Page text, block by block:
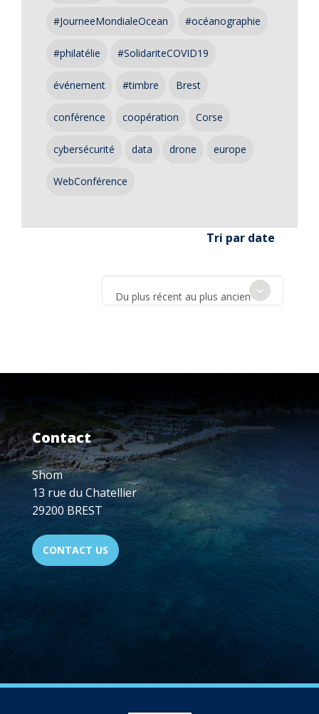
#JourneeMondialeOcean #océanographie
#philatélie #SolidariteCOVID19
événement #timbre Brest
conférence coopération Corse
cybersécurité data drone europe
WebConférence
Tri par date
Du plus récent au plus ancien
Contact
Shom
13 rue du Chatellier
29200 BREST
CONTACT US